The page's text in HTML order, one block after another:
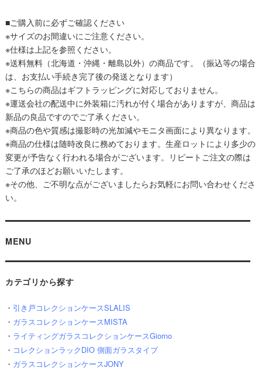
■ご購入前に必ずご確認ください
※サイズのお間違いにご注意ください。
※仕様は上記を参照ください。
※送料無料（北海道・沖縄・離島以外）の商品です。（振込等の場合
は、お支払い手続き完了後の発送となります）
※こちらの商品はギフトラッピングに対応しておりません。
※運送会社の配送中に外装箱に汚れが付く場合がありますが、商品は
新品の良品ですのでご了承ください。
※商品の色や質感は撮影時の光加減やモニタ画面により異なります。
※商品の仕様は随時改良に務めております。生産ロットにより多少の
変更が予告なく行われる場合がございます。リピートご注文の際は
ご了承のほどお願いいたします。
※その他、ご不明な点がございましたらお気軽にお問い合わせくださ
い。
MENU
カテゴリから探す
・ 引き戸コレクションケースSLALIS
・ ガラスコレクションケースMISTA
・ ライティングガラスコレクションケースGiorno
・ コレクションラックDIO 側面ガラスタイプ
・ ガラスコレクションケースJONY